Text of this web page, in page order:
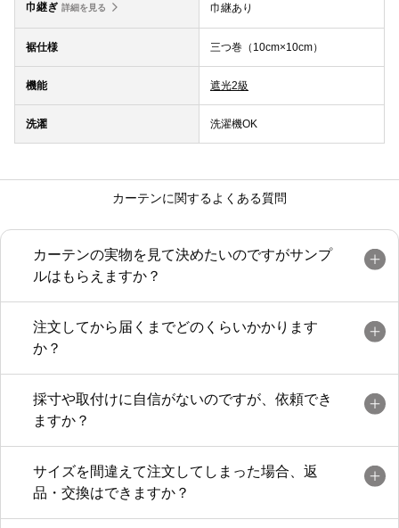
巾継ぎ 詳細を見る 巾継あり
裾仕様 三つ巻（10cm×10cm）
機能 遮光2級
洗濯 洗濯機OK
カーテンに関するよくある質問
カーテンの実物を見て決めたいのですがサンプ
ルはもらえますか？
注文してから届くまでどのくらいかかります
か？
採寸や取付けに自信がないのですが、依頼でき
ますか？
サイズを間違えて注文してしまった場合、返
品・交換はできますか？